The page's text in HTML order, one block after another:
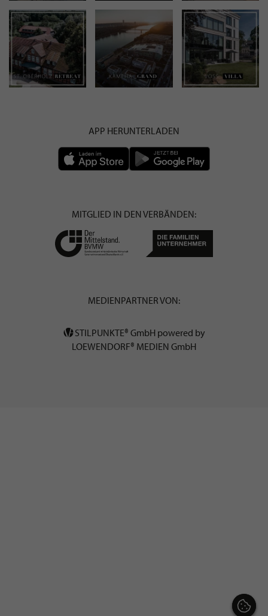
APP HERUNTERLADEN
MITGLIED IN DEN VERBÄNDEN:
MEDIENPARTNER VON:
STILPUNKTE® GmbH powered by
LOEWENDORF® MEDIEN GmbH